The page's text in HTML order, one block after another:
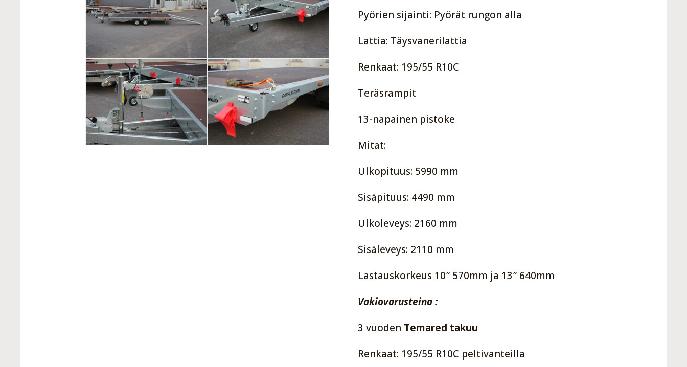
Pyörien sijainti: Pyörät rungon alla
Lattia: Täysvanerilattia
Renkaat: 195/55 R10C
Teräsrampit
13-napainen pistoke
Mitat:
Ulkopituus: 5990 mm
Sisäpituus: 4490 mm
Ulkoleveys: 2160 mm
Sisäleveys: 2110 mm
Lastauskorkeus 10″ 570mm ja 13″ 640mm
Vakiovarusteina :
3 vuoden Temared takuu
Renkaat: 195/55 R10C peltivanteilla